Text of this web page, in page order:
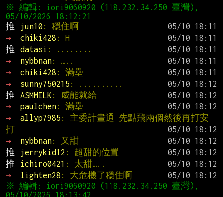
※ 編輯: iori9060920 (118.232.34.250 臺灣),
推
jun10 : 穩住啊
→
chiki428 : H
推
datasi : ........
→
nybbnan: …..
→
chiki428 : 滿壘
→
sunny750215 : ..........
推
ASMMILK : 威能就給
→
paulchen: 滿壘
→
allyp7985 : 主委計畫通 先點飛兩個然後再打安
打
→
nybbnan: 又甜
推
jerrykid12 : 超甜的位置
推
ichiro0421 : 太甜…..
→
lighten28 : 大危機了穩住啊
※ 編輯: iori9060920 (118.232.34.250 臺灣),